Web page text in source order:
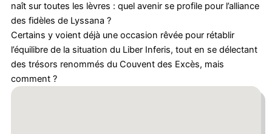
naît sur toutes les lèvres : quel avenir se profile pour l’alliance
des fidèles de Lyssana ?
Certains y voient déjà une occasion rêvée pour rétablir
l’équilibre de la situation du Liber Inferis, tout en se délectant
des trésors renommés du Couvent des Excès, mais
comment ?